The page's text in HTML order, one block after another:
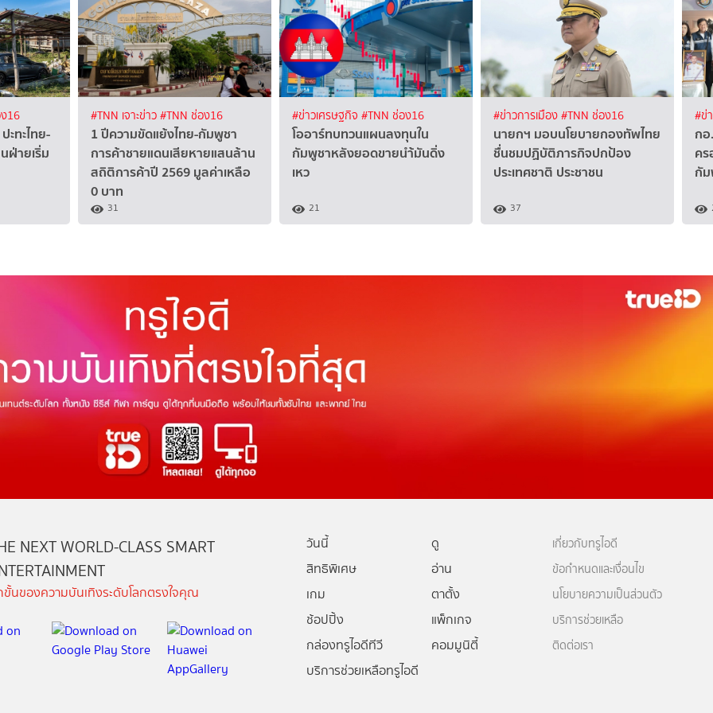
16
ทะไทย-
ฝ่ายเริ่ม
#TNN เจาะข่าว#TNN ช่อง16
1 ปีความขัดแย้งไทย-กัมพูชา
การค้าชายแดนเสียหายแสนล้าน
สถิติการค้าปี 2569 มูลค่าเหลือ
0 บาท
31
#ข่าวเศรษฐกิจ #TNN ช่อง16
โออาร์ทบทวนแผนลงทุนใน
กัมพูชาหลังยอดขายนำ้มันดิ่ง
เหว
21
#ข่าวการเมือง#TNN ช่อง16
นายกฯ มอบนโยบายกองทัพไทย
ชื่นชมปฏิบัติภารกิจปกป้อง
ประเทศชาติ ประชาชน
37
#ข่
กอ
ค
กั
NEXT WORLD-CLASS SMART
นของความบันเทิงระดับโลกตรงใจคุณ
วันนี้
ดู
สิทธิพิเศษ
อ่าน
เกม
ตาตั้ง
ช้อปปิ้ง
แพ็กเกจ
กล่องทรูไอดีทีวี
คอมมูนิตี้
บริการช่วยเหลือทรูไอดี
เกี่ยวกับทรูไอดี
ข้อกำหนดและเงื่อนไข
นโยบายความเป็นส่วนตัว
บริการช่วยเหลือ
ติดต่อเรา